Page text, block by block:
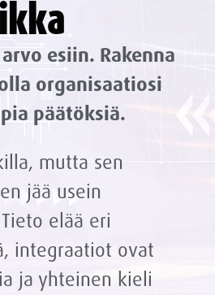
esiin. Rakenna
organisaatiosi
päätöksiä.
mutta sen
jää usein
elää eri
integraatiot ovat
ja yhteinen kieli